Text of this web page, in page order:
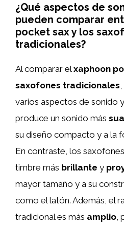
¿Qué aspectos de
pueden comparar
pocket sax y los
tradicionales?
Al comparar elxaphoon
saxofones tradicionales
varios aspectos de sonido
produce un sonido más
su diseño compacto y a la
En contraste, los
timbre más brillante y
mayor tamaño y a su
como el latón. Además, el
tradicional es más amplio